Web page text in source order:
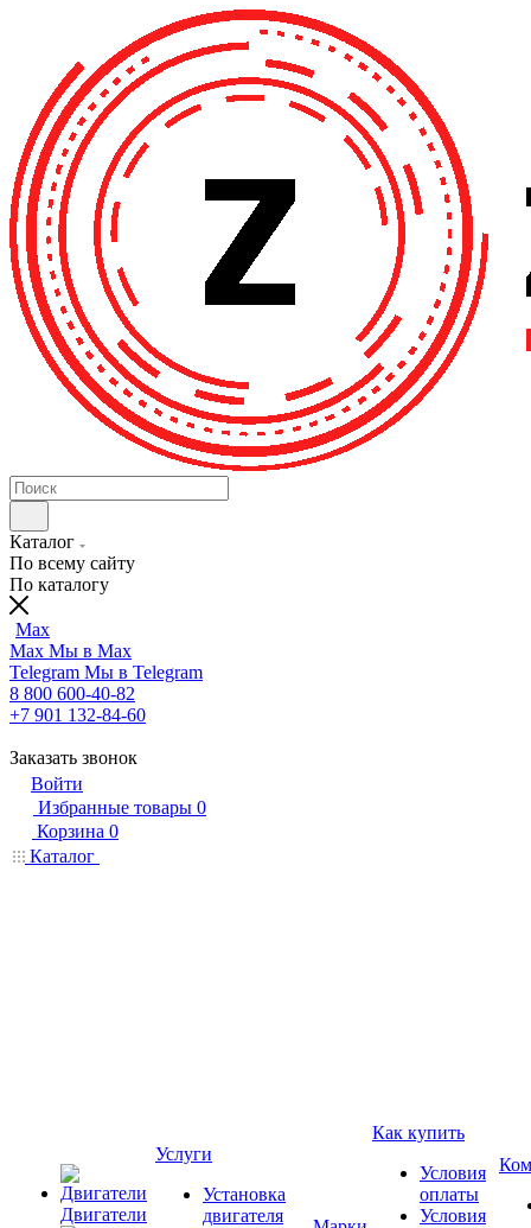
Каталог
По всему сайту
По каталогу
Max
Max Мы в Max
Telegram Мы в Telegram
8 800 600-40-82
+7 901 132-84-60
Заказать звонок
Войти
Избранные товары 0
Корзина 0
Каталог
Двигатели
Услуги
Установка
двигателя
Как купить
Условия
оплаты
Условия